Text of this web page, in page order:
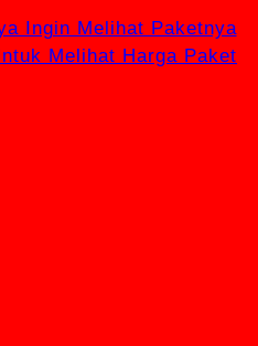
Ingin Melihat Paketnya
Melihat Harga Paket